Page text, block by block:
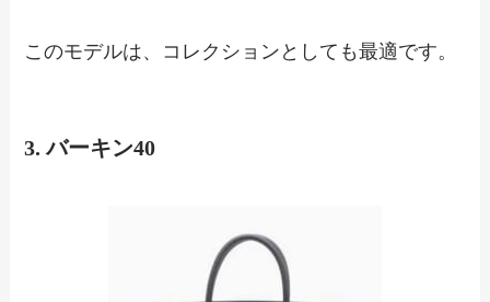
このモデルは、コレクションとしても最適です。
3. バーキン40